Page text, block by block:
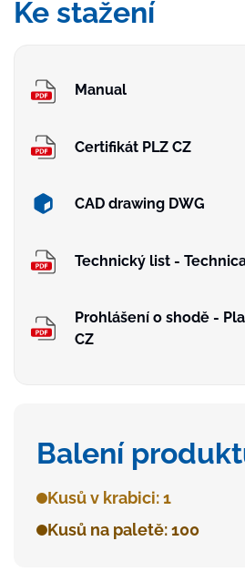
Ke stažení
Manual
Certifikát PLZ CZ
CAD drawing DWG
Technický list -
Prohlášení o shodě -
CZ
Balení
Kusů v krabici: 1
Kusů na paletě: 100